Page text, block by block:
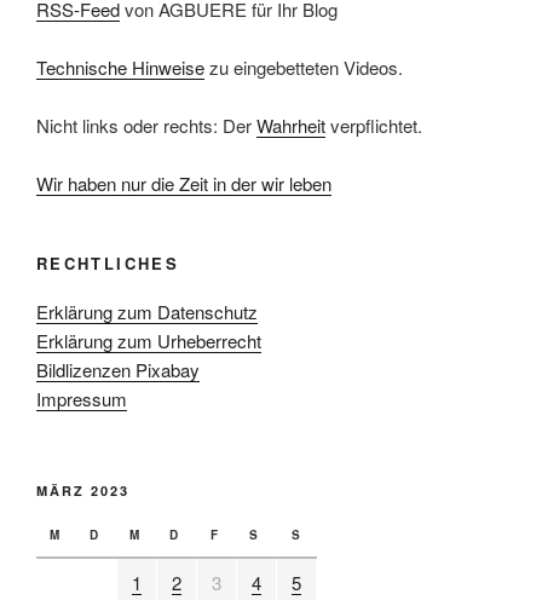
RSS-Feedvon AGBUERE für Ihr Blog
Technische Hinweisezu eingebetteten Videos.
Nicht links oder rechts: DerWahrheitverpflichtet.
Wir haben nur die Zeit in der wir leben
RECHTLICHES
Erklärung zum Datenschutz
Erklärung zum Urheberrecht
Bildlizenzen Pixabay
Impressum
MÄRZ 2023
M D M D F S S
1 2 3 4 5